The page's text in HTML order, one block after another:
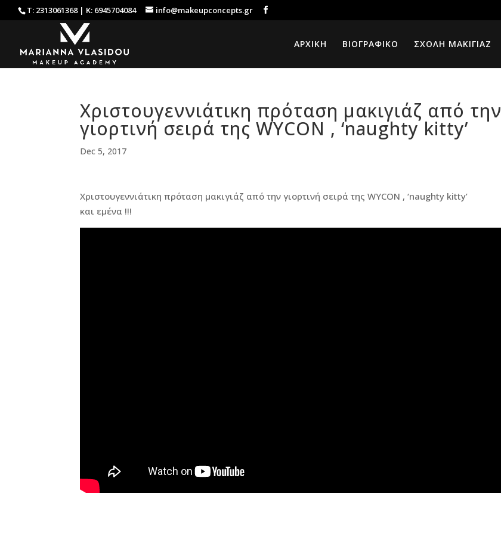
Τ: 2313061368 | Κ: 6945704084 info@makeupconcepts.gr
ΑΡΧΙΚΗ ΒΙΟΓΡΑΦΙΚΟ ΣΧΟΛΗ ΜΑΚΙΓΙΑΖ
Χριστουγεννιάτικη πρόταση μακιγιάζ από την
γιορτινή σειρά της WYCON , ‘naughty kitty’
Dec 5, 2017
Χριστουγεννιάτικη πρόταση μακιγιάζ από την γιορτινή σειρά της WYCON , ‘naughty kitty’
και εμένα !!!